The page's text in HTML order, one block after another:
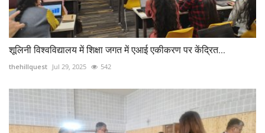
शूलिनी विश्वविद्यालय में शिक्षा जगत में एआई एकीकरण पर केंद्रित...
thehillquest Jul 29, 2025 542